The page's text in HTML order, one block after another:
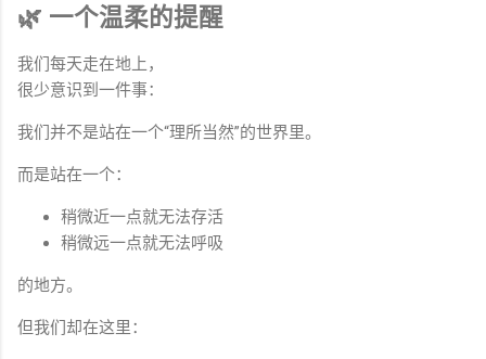
🌿 一个温柔的提醒
我们每天走在地上，
很少意识到一件事：
我们并不是站在一个“理所当然”的世界里。
而是站在一个：
稍微近一点就无法存活
稍微远一点就无法呼吸
的地方。
但我们却在这里：